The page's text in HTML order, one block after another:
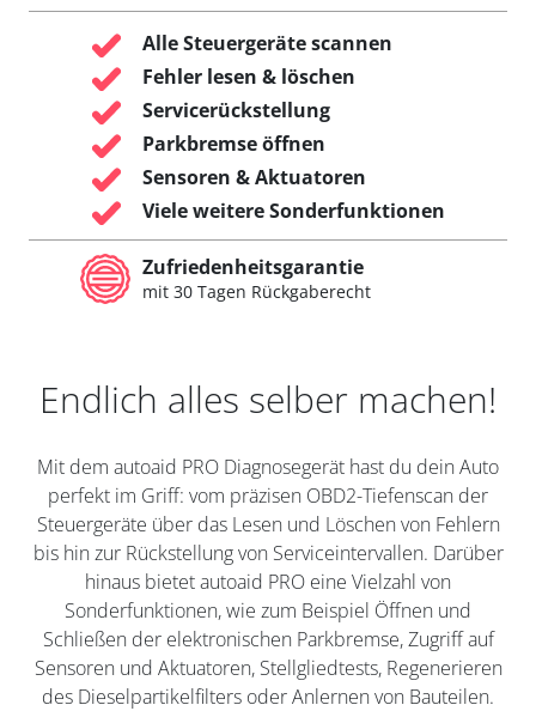
Alle Steuergeräte scannen
Fehler lesen & löschen
Servicerückstellung
Parkbremse öffnen
Sensoren & Aktuatoren
Viele weitere Sonderfunktionen
Zufriedenheitsgarantie
mit 30 Tagen Rückgaberecht
Endlich alles selber machen!
Mit dem autoaid PRO Diagnosegerät hast du dein Auto
perfekt im Griff: vom präzisen OBD2-Tiefenscan der
Steuergeräte über das Lesen und Löschen von Fehlern
bis hin zur Rückstellung von Serviceintervallen. Darüber
hinaus bietet autoaid PRO eine Vielzahl von
Sonderfunktionen, wie zum Beispiel Öffnen und
Schließen der elektronischen Parkbremse, Zugriff auf
Sensoren und Aktuatoren, Stellgliedtests, Regenerieren
des Dieselpartikelfilters oder Anlernen von Bauteilen.